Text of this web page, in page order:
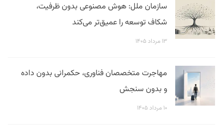
سازمان ملل: هوش مصنوعی بدون ظرفیت،
شکاف توسعه را عمیق‌تر می‌کند
۱۳ مرداد ۱۴۰۵
مهاجرت متخصصان فناوری، حکمرانی بدون داده
و بدون سنجش
۱۰ مرداد ۱۴۰۵